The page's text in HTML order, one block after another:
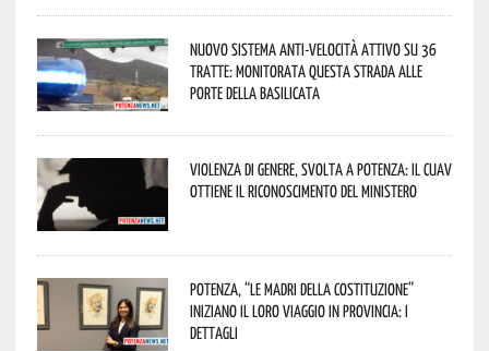
Nuovo sistema anti-velocità attivo su 36
tratte: monitorata questa strada alle
porte della Basilicata
Violenza di genere, svolta a Potenza: il CUAV
ottiene il riconoscimento del Ministero
Potenza, “Le Madri della Costituzione”
iniziano il loro viaggio in provincia: i
dettagli